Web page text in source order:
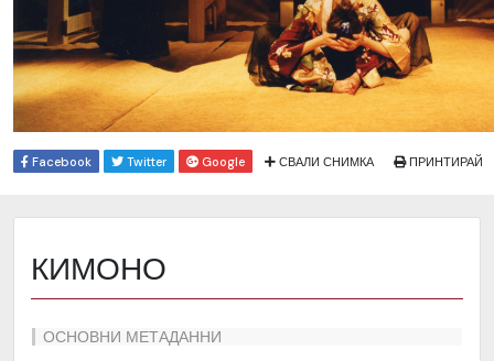
Facebook Twitter Google СВАЛИ СНИМКА ПРИНТИРАЙ
КИМОНО
ОСНОВНИ МЕТАДАННИ